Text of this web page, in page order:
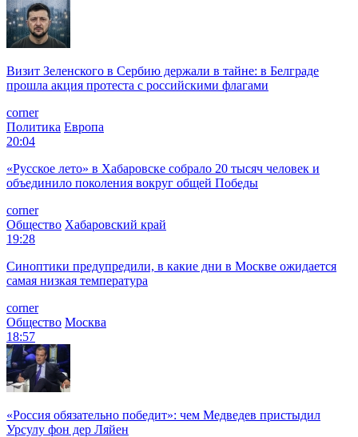
Визит Зеленского в Сербию держали в тайне: в Белграде
прошла акция протеста с российскими флагами
corner
Политика Европа
20:04
«Русское лето» в Хабаровске собрало 20 тысяч человек и
объединило поколения вокруг общей Победы
corner
Общество Хабаровский край
19:28
Синоптики предупредили, в какие дни в Москве ожидается
самая низкая температура
corner
Общество Москва
18:57
«Россия обязательно победит»: чем Медведев пристыдил
Урсулу фон дер Ляйен